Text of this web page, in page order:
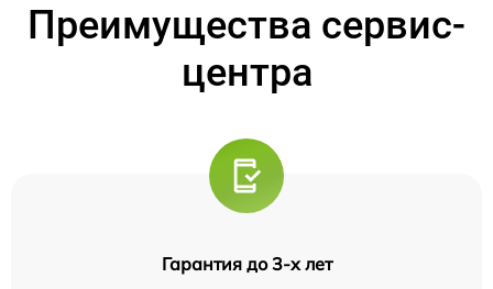
Преимущества сервис-
центра
Гарантия до 3-х лет